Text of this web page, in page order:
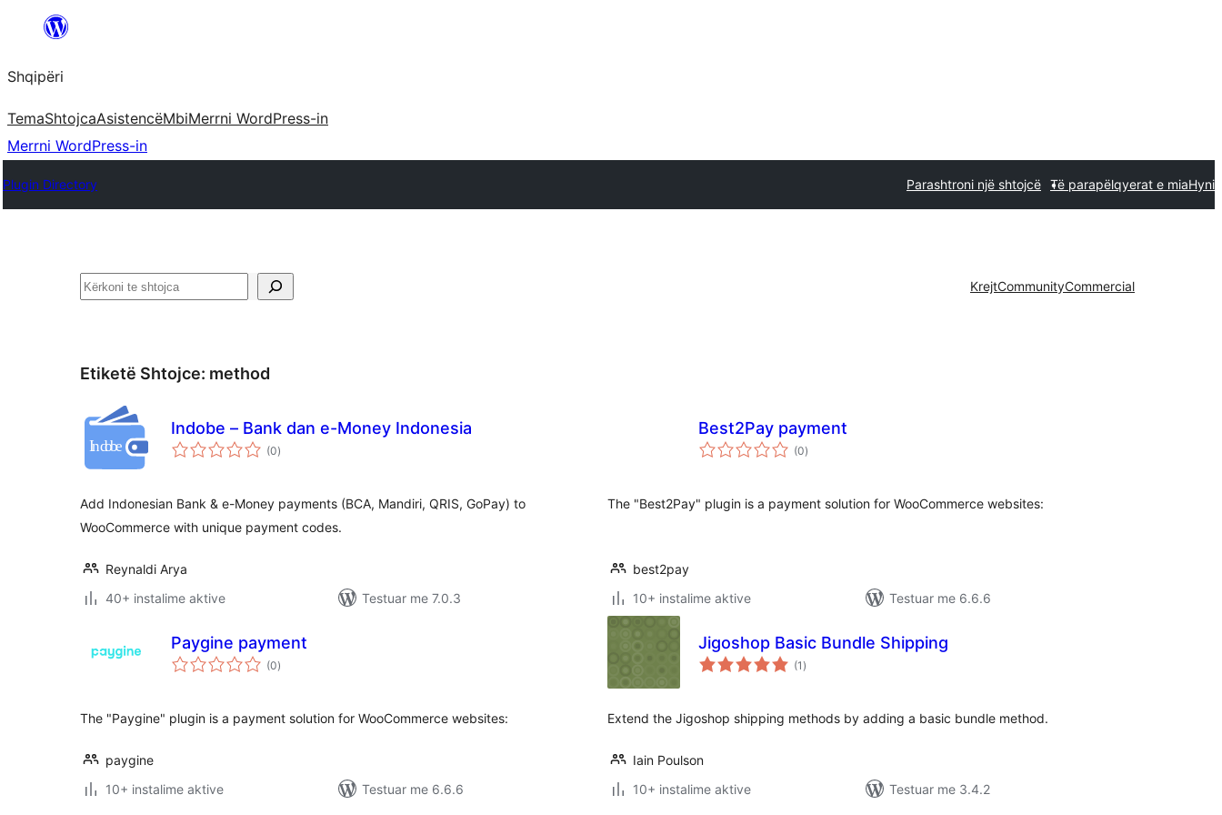
Hidhu
lënda
Shqipëri
TemaShtojcaAsistencëMbiMerrni WordPress-in
Merrni WordPress-in
Plugin Directory Parashtroni një shtojcë Të parapëlqyerat e miaHyni
Kërko KrejtCommunityCommercial
Etiketë Shtojce: method
Indobe – Bank dan e-Money Indonesia
(0vlerësime
gjithsej
)
Add Indonesian Bank & e-Money payments (BCA, Mandiri, QRIS, GoPay) to
WooCommerce with unique payment codes.
Reynaldi Arya
40+ instalime aktive
Testuar me 7.0.3
Best2Pay payment
(0vlerësime
gjithsej
)
The "Best2Pay" plugin is a payment solution for WooCommerce websites:
best2pay
10+ instalime aktive
Testuar me 6.6.6
Paygine payment
(0vlerësime
gjithsej
)
The "Paygine" plugin is a payment solution for WooCommerce websites:
paygine
10+ instalime aktive
Testuar me 6.6.6
Jigoshop Basic Bundle Shipping
(1 vlerësime
gjithsej
)
Extend the Jigoshop shipping methods by adding a basic bundle method.
Iain Poulson
10+ instalime aktive
Testuar me 3.4.2